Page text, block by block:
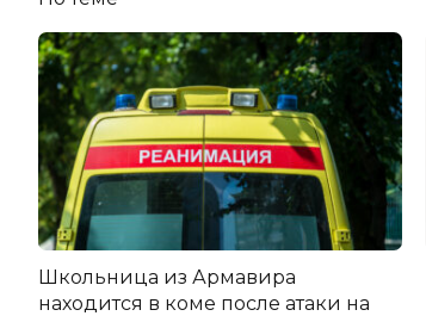
Школьница из Армавира
находится в коме после атаки на